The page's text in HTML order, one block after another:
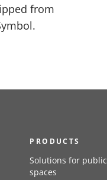
from
PRODUCTS
Solutions for public
spaces